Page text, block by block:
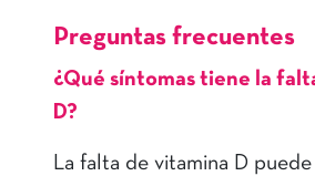
Preguntas frecuentes
¿Qué síntomas tiene la
D?
La falta de vitamina D puede